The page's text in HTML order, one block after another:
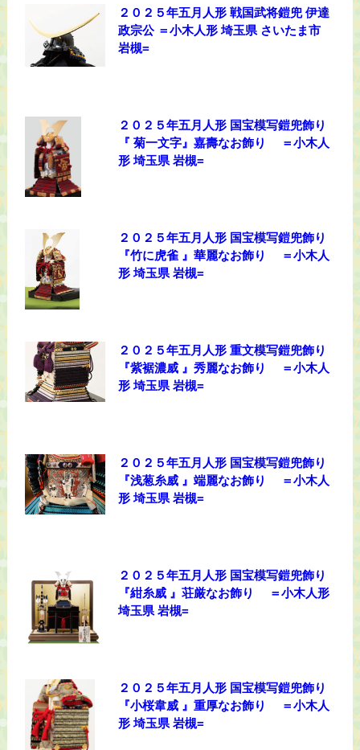
２０２５年五月人形 戦国武将鎧兜 伊達
政宗公 ＝小木人形 埼玉県 さいたま市
岩槻=
２０２５年五月人形 国宝模写鎧兜飾り
『 菊一文字』嘉壽なお飾り ＝小木人
形 埼玉県 岩槻=
２０２５年五月人形 国宝模写鎧兜飾り
『竹に虎雀 』華麗なお飾り ＝小木人
形 埼玉県 岩槻=
２０２５年五月人形 重文模写鎧兜飾り
『紫裾濃威 』秀麗なお飾り ＝小木人
形 埼玉県 岩槻=
２０２５年五月人形 国宝模写鎧兜飾り
『浅葱糸威 』端麗なお飾り ＝小木人
形 埼玉県 岩槻=
２０２５年五月人形 国宝模写鎧兜飾り
『紺糸威 』荘厳なお飾り ＝小木人形
埼玉県 岩槻=
２０２５年五月人形 国宝模写鎧兜飾り
『小桜韋威 』重厚なお飾り ＝小木人
形 埼玉県 岩槻=